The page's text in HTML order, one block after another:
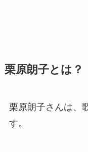
栗原朗子とは？
栗原朗子さんは、
す。